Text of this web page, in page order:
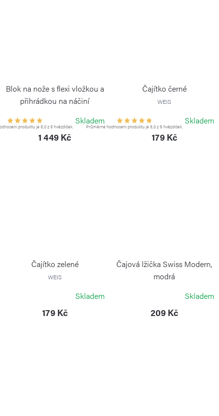
Blok na nože s flexi vložkou a
přihrádkou na náčiní
produktu je 5,0 z 5 hvězdiček.
Skladem
1 449 Kč
Čajítko černé
WEIS
Průměrné hodnocení produktu je 5,0 z 5 hvězdiček.
Skladem
179 Kč
Čajítko zelené
WEIS
Skladem
179 Kč
Čajová lžička Swiss Modern,
modrá
Skladem
209 Kč